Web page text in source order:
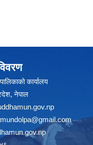
कार्यालय
नेपाल